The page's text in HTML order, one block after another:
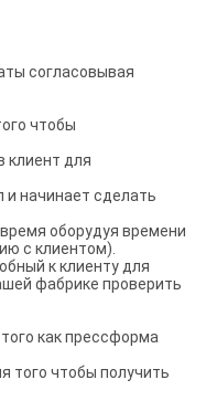
согласовывая
чтобы
клиент для
начинает сделать
оборудуя времени
с клиентом).
к клиенту для
фабрике проверить
как прессформа
того чтобы получить